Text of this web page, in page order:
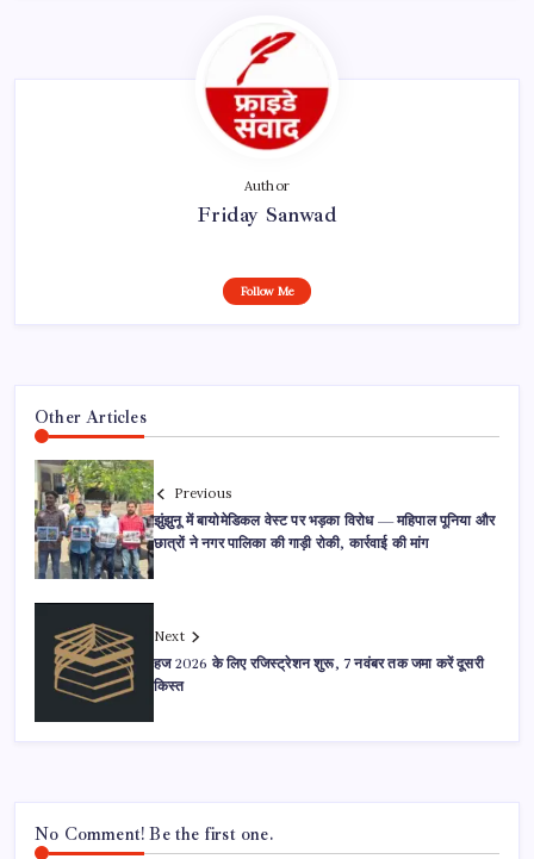
Author
Friday Sanwad
Follow Me
Other Articles
Previous
झुंझुनू में बायोमेडिकल वेस्ट पर भड़का विरोध — महिपाल पूनिया और
छात्रों ने नगर पालिका की गाड़ी रोकी, कार्रवाई की मांग
Next
हज 2026 के लिए रजिस्ट्रेशन शुरू, 7 नवंबर तक जमा करें दूसरी
किस्त
No Comment! Be the first one.